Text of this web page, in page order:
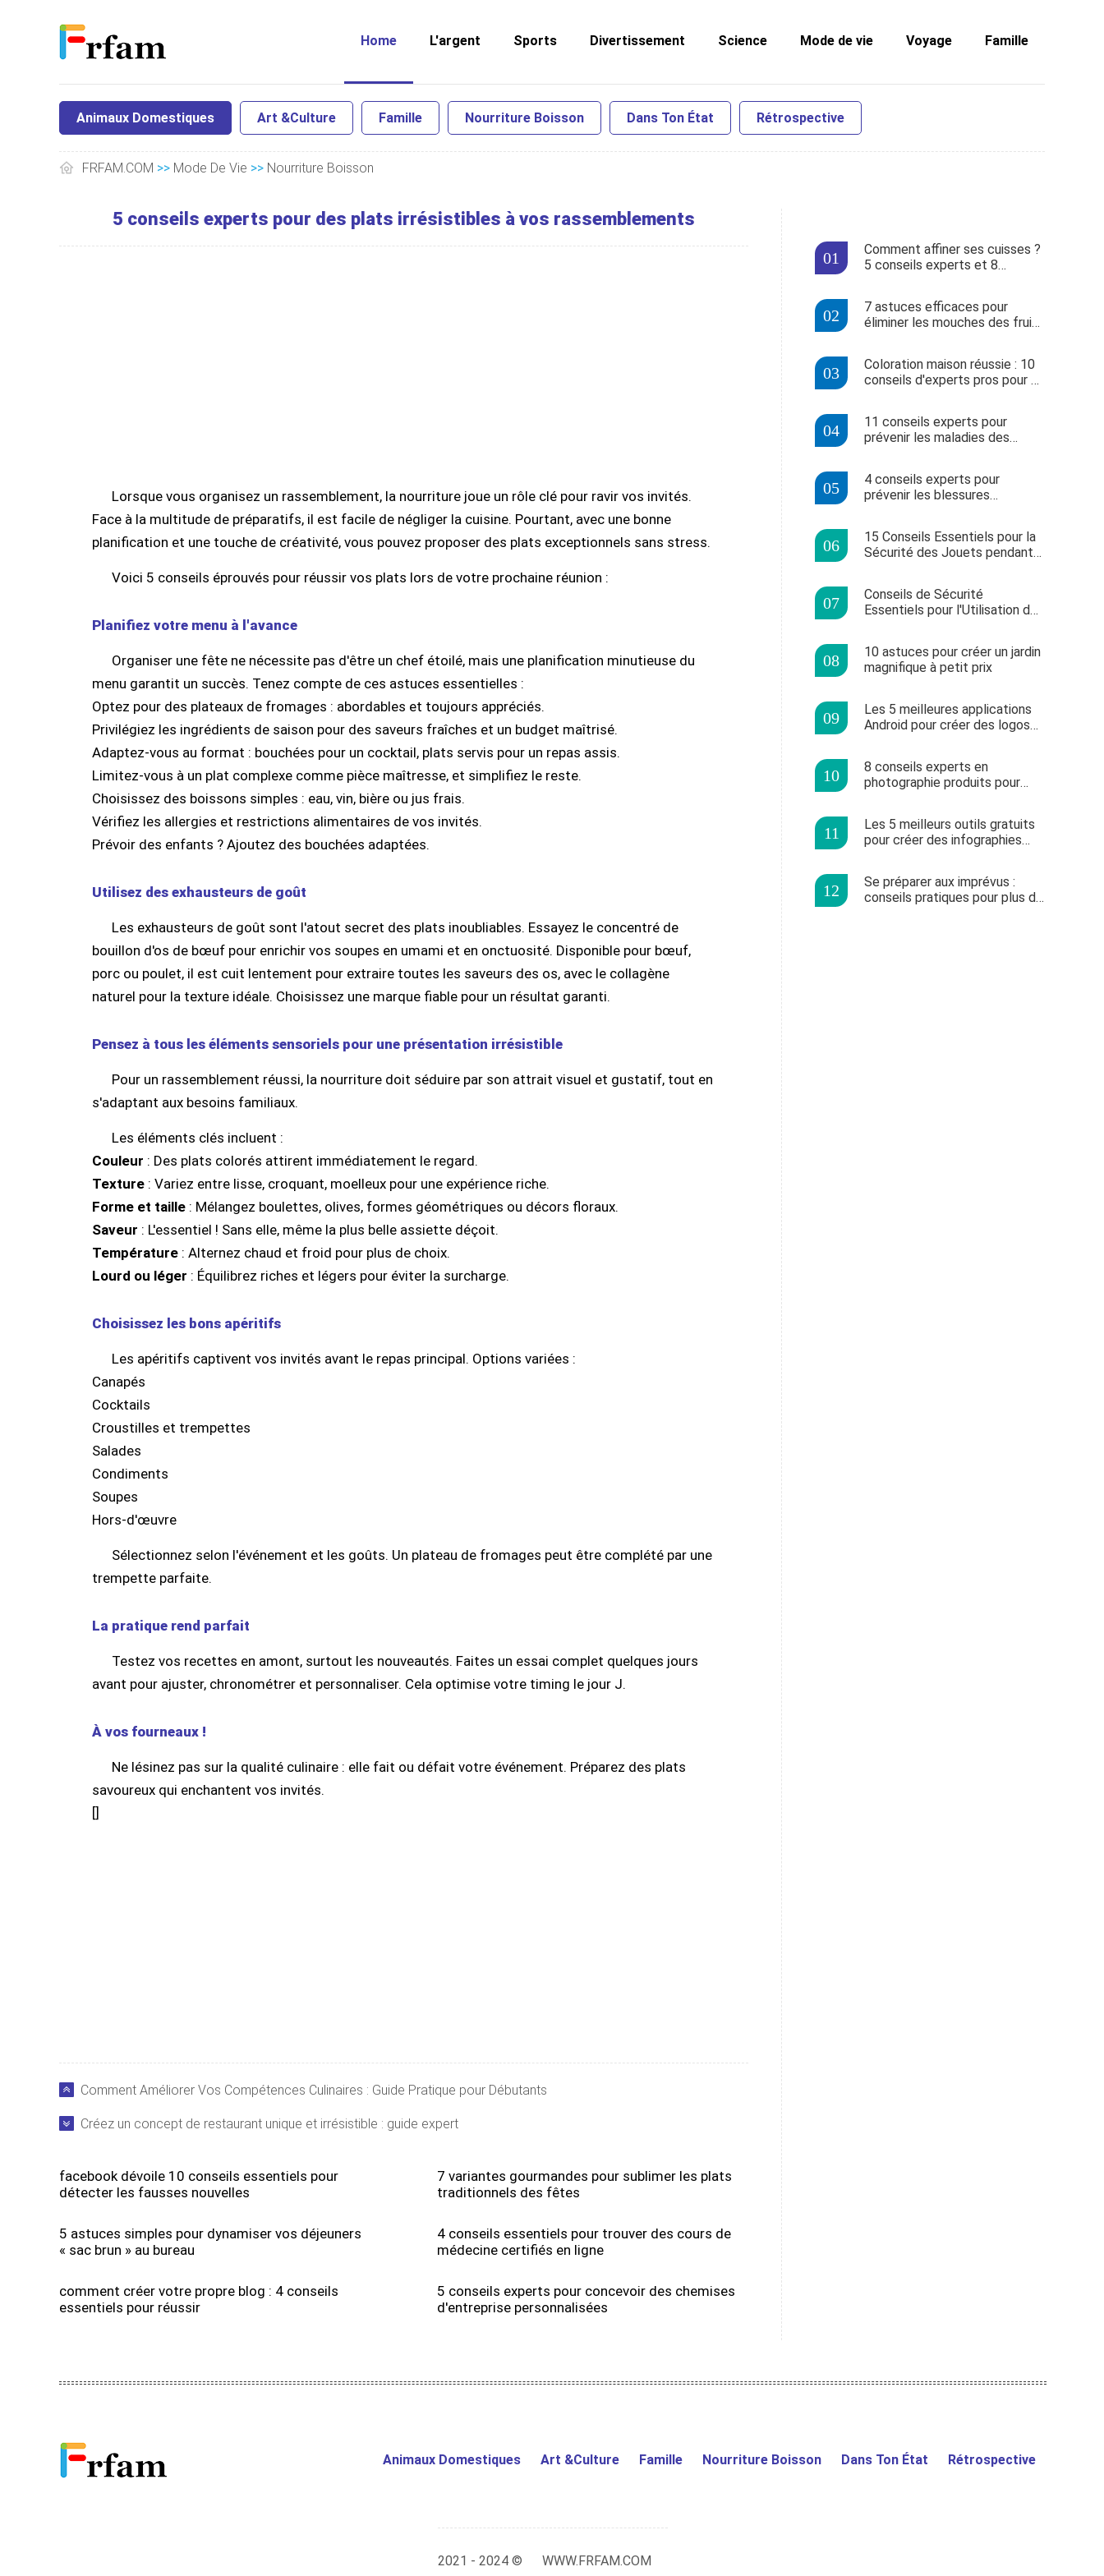
Home L'argent Sports Divertissement Science Mode de vie Voyage Famille
Animaux Domestiques Art &Culture Famille Nourriture Boisson Dans Ton État Rétrospective
FRFAM.COM >> Mode De Vie >> Nourriture Boisson
5 conseils experts pour des plats irrésistibles à vos rassemblements
Lorsque vous organisez un rassemblement, la nourriture joue un rôle clé pour ravir vos invités.
Face à la multitude de préparatifs, il est facile de négliger la cuisine. Pourtant, avec une bonne
planification et une touche de créativité, vous pouvez proposer des plats exceptionnels sans stress.
Voici 5 conseils éprouvés pour réussir vos plats lors de votre prochaine réunion :
Planifiez votre menu à l'avance
Organiser une fête ne nécessite pas d'être un chef étoilé, mais une planification minutieuse du
menu garantit un succès. Tenez compte de ces astuces essentielles :
Optez pour des plateaux de fromages : abordables et toujours appréciés.
Privilégiez les ingrédients de saison pour des saveurs fraîches et un budget maîtrisé.
Adaptez-vous au format : bouchées pour un cocktail, plats servis pour un repas assis.
Limitez-vous à un plat complexe comme pièce maîtresse, et simplifiez le reste.
Choisissez des boissons simples : eau, vin, bière ou jus frais.
Vérifiez les allergies et restrictions alimentaires de vos invités.
Prévoir des enfants ? Ajoutez des bouchées adaptées.
Utilisez des exhausteurs de goût
Les exhausteurs de goût sont l'atout secret des plats inoubliables. Essayez le concentré de
bouillon d'os de bœuf pour enrichir vos soupes en umami et en onctuosité. Disponible pour bœuf,
porc ou poulet, il est cuit lentement pour extraire toutes les saveurs des os, avec le collagène
naturel pour la texture idéale. Choisissez une marque fiable pour un résultat garanti.
Pensez à tous les éléments sensoriels pour une présentation irrésistible
Pour un rassemblement réussi, la nourriture doit séduire par son attrait visuel et gustatif, tout en
s'adaptant aux besoins familiaux.
Les éléments clés incluent :
Couleur : Des plats colorés attirent immédiatement le regard.
Texture : Variez entre lisse, croquant, moelleux pour une expérience riche.
Forme et taille : Mélangez boulettes, olives, formes géométriques ou décors floraux.
Saveur : L'essentiel ! Sans elle, même la plus belle assiette déçoit.
Température : Alternez chaud et froid pour plus de choix.
Lourd ou léger : Équilibrez riches et légers pour éviter la surcharge.
Choisissez les bons apéritifs
Les apéritifs captivent vos invités avant le repas principal. Options variées :
Canapés
Cocktails
Croustilles et trempettes
Salades
Condiments
Soupes
Hors-d'œuvre
Sélectionnez selon l'événement et les goûts. Un plateau de fromages peut être complété par une
trempette parfaite.
La pratique rend parfait
Testez vos recettes en amont, surtout les nouveautés. Faites un essai complet quelques jours
avant pour ajuster, chronométrer et personnaliser. Cela optimise votre timing le jour J.
À vos fourneaux !
Ne lésinez pas sur la qualité culinaire : elle fait ou défait votre événement. Préparez des plats
savoureux qui enchantent vos invités.
[]
Comment Améliorer Vos Compétences Culinaires : Guide Pratique pour Débutants
Créez un concept de restaurant unique et irrésistible : guide expert
facebook dévoile 10 conseils essentiels pour
détecter les fausses nouvelles
7 variantes gourmandes pour sublimer les plats
traditionnels des fêtes
5 astuces simples pour dynamiser vos déjeuners
« sac brun » au bureau
4 conseils essentiels pour trouver des cours de
médecine certifiés en ligne
comment créer votre propre blog : 4 conseils
essentiels pour réussir
5 conseils experts pour concevoir des chemises
d'entreprise personnalisées
Comment affiner ses cuisses ?
5 conseils experts et 8
7 astuces efficaces pour
éliminer les mouches des fruits
Coloration maison réussie : 10
conseils d'experts pros pour un
11 conseils experts pour
prévenir les maladies des
4 conseils experts pour
prévenir les blessures
15 Conseils Essentiels pour la
Sécurité des Jouets pendant
Conseils de Sécurité
Essentiels pour l'Utilisation des
10 astuces pour créer un jardin
magnifique à petit prix
Les 5 meilleures applications
Android pour créer des logos
8 conseils experts en
photographie produits pour
Les 5 meilleurs outils gratuits
pour créer des infographies
Se préparer aux imprévus :
conseils pratiques pour plus de
Animaux Domestiques Art &Culture Famille Nourriture Boisson Dans Ton État Rétrospective
2021 - 2024 © WWW.FRFAM.COM